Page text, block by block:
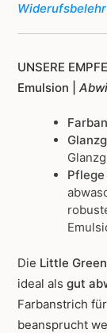
UNSERE
Emulsion |
Pflege |
Die Little
ideal als gut
Farbanstrich
beansprucht